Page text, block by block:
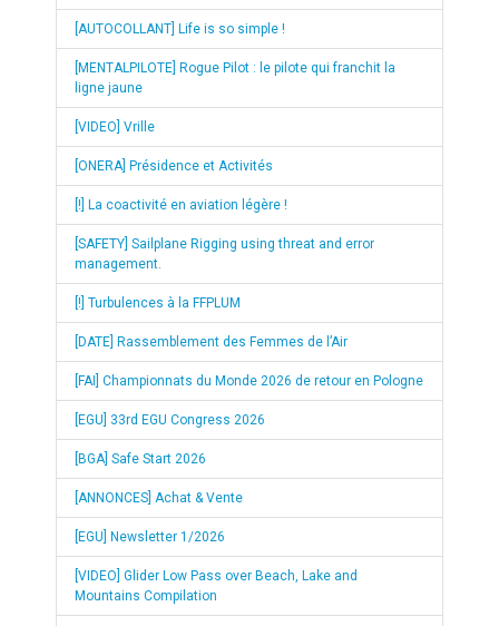
[AUTOCOLLANT] Life is so simple !
[MENTALPILOTE] Rogue Pilot : le pilote qui franchit la
ligne jaune
[VIDEO] Vrille
[ONERA] Présidence et Activités
[!] La coactivité en aviation légère !
[SAFETY] Sailplane Rigging using threat and error
management.
[!] Turbulences à la FFPLUM
[DATE] Rassemblement des Femmes de l’Air
[FAI] Championnats du Monde 2026 de retour en Pologne
[EGU] 33rd EGU Congress 2026
[BGA] Safe Start 2026
[ANNONCES] Achat & Vente
[EGU] Newsletter 1/2026
[VIDEO] Glider Low Pass over Beach, Lake and
Mountains Compilation